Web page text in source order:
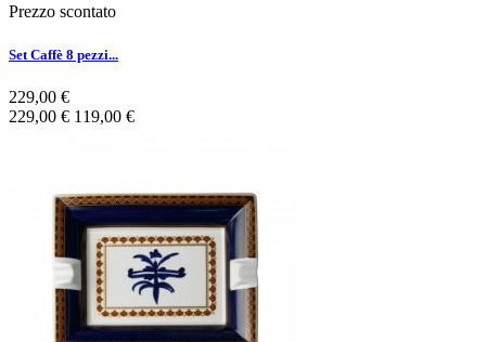
Prezzo scontato
Set Caffè 8 pezzi...
229,00 €
229,00 € 119,00 €